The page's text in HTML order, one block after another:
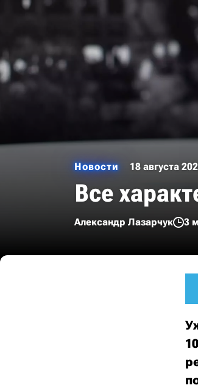
Новости 18 августа
Все
Александр Лазарчук 3